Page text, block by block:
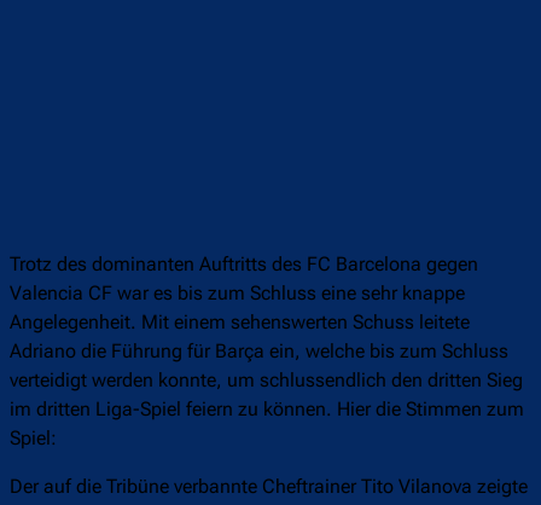
Trotz des dominanten Auftritts des FC Barcelona gegen
Valencia CF war es bis zum Schluss eine sehr knappe
Angelegenheit. Mit einem sehenswerten Schuss leitete
Adriano die Führung für Barça ein, welche bis zum Schluss
verteidigt werden konnte, um schlussendlich den dritten Sieg
im dritten Liga-Spiel feiern zu können. Hier die Stimmen zum
Spiel:
Der auf die Tribüne verbannte Cheftrainer Tito Vilanova zeigte